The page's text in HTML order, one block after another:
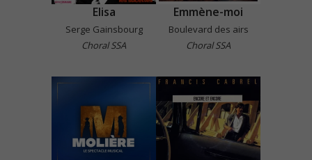
Elisa
Serge Gainsbourg
Choral SSA
Emmène-moi
Boulevard des airs
Choral SSA